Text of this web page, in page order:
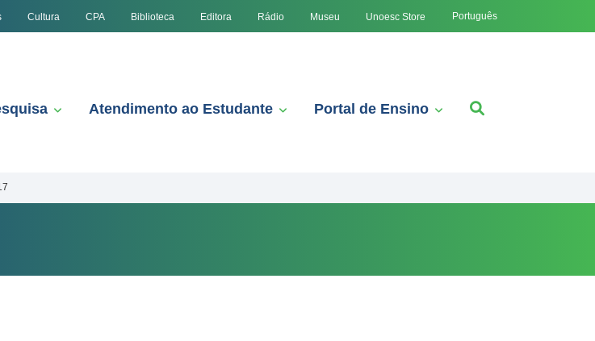
Cultura CPA Biblioteca Editora Rádio Museu Unoesc Store Português
Atendimento ao Estudante Portal de Ensino